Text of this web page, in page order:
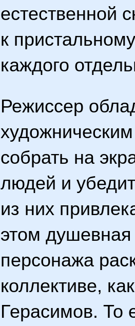
естественной
к
каждого
Режиссер
собрать на
людей и
из них
этом душевная
персонажа
коллективе,
Герасимов. То